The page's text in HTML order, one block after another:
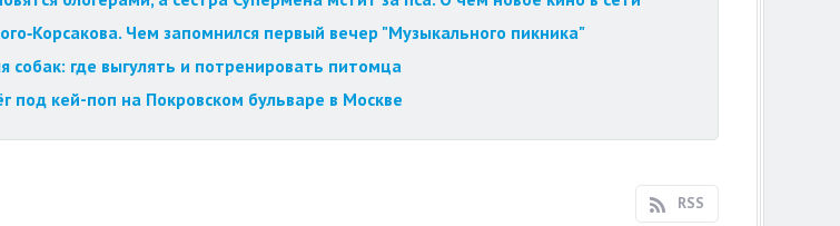
Чем запомнился первый вечер "Музыкального пикника"
где выгулять и потренировать питомца
под кей-поп на Покровском бульваре в Москве
RSS